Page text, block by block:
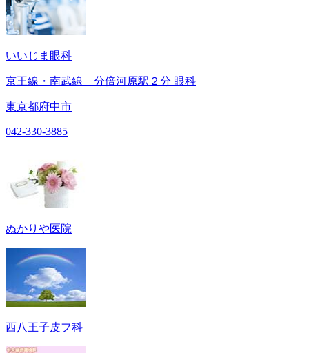
いいじま眼科
京王線・南武線 分倍河原駅２分 眼科
東京都府中市
042-330-3885
ぬかりや医院
西八王子皮フ科